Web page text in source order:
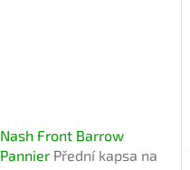
Nash Front Barrow
Pannier Přední kapsa na